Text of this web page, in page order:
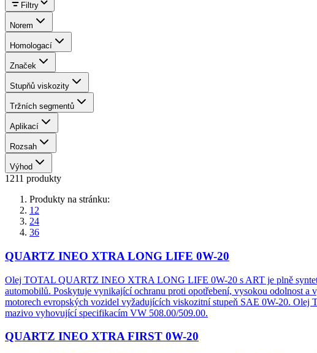
Filtry
Norem
Homologací
Značek
Stupňů viskozity
Tržních segmentů
Aplikací
Rozsah
Výhod
1211 produkty
Produkty na stránku:
12
24
36
QUARTZ INEO XTRA LONG LIFE 0W-20
​​Olej TOTAL QUARTZ INEO XTRA LONG LIFE 0W-20 s ART je plně
automobilů. Poskytuje vynikající ochranu proti opotřebení, vysokou odolnost a
motorech evropských vozidel vyžadujících viskozitní stupeň SAE 0W-20.
mazivo vyhovující specifikacím VW 508.00/509.00.
QUARTZ INEO XTRA FIRST 0W-20